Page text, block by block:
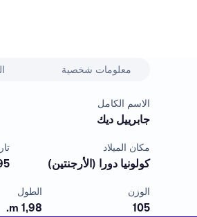
معلومات شخصية
الاسم الكامل
جابرييل ديك
مكان الميلاد
كولونيا دورا (الأرجنتين)
الوزن
105
الطول
1,98 m.